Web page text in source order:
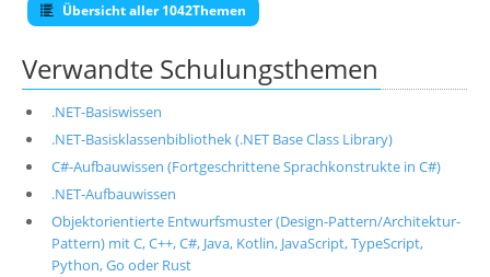
Übersicht aller 1042Themen
Verwandte Schulungsthemen
.NET-Basiswissen
.NET-Basisklassenbibliothek (.NET Base Class Library)
C#-Aufbauwissen (Fortgeschrittene Sprachkonstrukte in C#)
.NET-Aufbauwissen
Objektorientierte Entwurfsmuster (Design-Pattern/Architektur-
Pattern) mit C, C++, C#, Java, Kotlin, JavaScript, TypeScript,
Python, Go oder Rust